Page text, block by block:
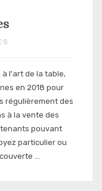
l'art de la table,
en 2018 pour
régulièrement des
à la vente des
pouvant
particulier ou
...